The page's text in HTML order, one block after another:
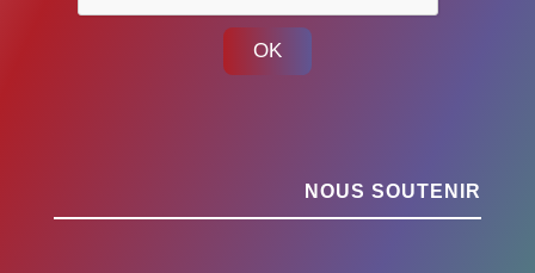
OK
NOUS SOUTENIR